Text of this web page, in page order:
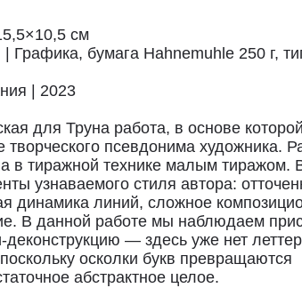
см
Графика, бумага Hahnemuhle 250 г,
| 2023
для Труна работа, в основе
творческого псевдонима художника.
в тиражной технике малым тиражом.
узнаваемого стиля автора:
динамика линий, сложное
В данной работе мы наблюдаем
— здесь уже нет
осколки букв превращаются
абстрактное целое.